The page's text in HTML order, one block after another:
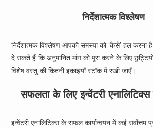
निर्देशात्मक विश्लेषण
निर्देशात्मक विश्लेषण आपको समस्या को ‘कैसे’ हल करना
दे सकते हैं कि अनुमानित मांग को पूरा करने के लिए
विशेष वस्तु की कितनी इकाइयाँ स्टॉक में रखी जाएँ।
सफलता के लिए इन्वेंटरी
इन्वेंटरी एनालिटिक्स के सफल कार्यान्वयन में कई सर्वोत्तम